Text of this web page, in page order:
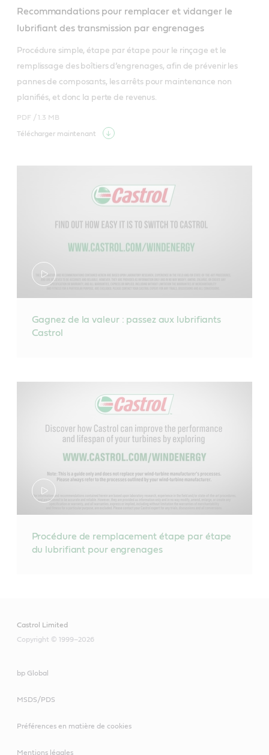
Recommandations pour remplacer et vidanger le
lubrifiant des transmission par engrenages
Procédure simple, étape par étape pour le rinçage et le
remplissage des boîtiers d’engrenages, afin de prévenir les
pannes de composants, les arrêts pour maintenance non
planifiés, et donc la perte de revenus.
PDF /1.3 MB
Télécharger maintenant
Gagnez de la valeur : passez aux lubrifiants
Castrol
Procédure de remplacement étape par étape
du lubrifiant pour engrenages
Castrol Limited
Copyright © 1999–2026
bp Global
MSDS/PDS
Préférences en matière de cookies
Mentions légales